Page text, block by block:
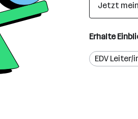
Jetzt
Erhalte
EDV Leiter/